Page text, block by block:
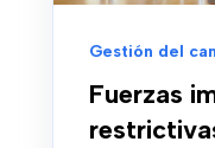
Gestión del
Fuerzas